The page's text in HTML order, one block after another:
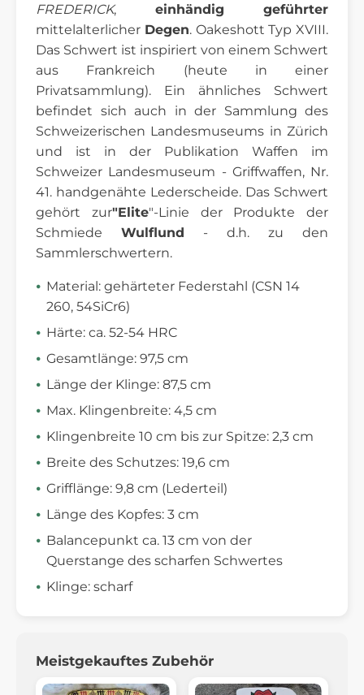
FREDERICK, einhändig geführter
mittelalterlicher Degen. Oakeshott Typ XVIII.
Das Schwert ist inspiriert von einem Schwert
aus Frankreich (heute in einer
Privatsammlung). Ein ähnliches Schwert
befindet sich auch in der Sammlung des
Schweizerischen Landesmuseums in Zürich
und ist in der Publikation Waffen im
Schweizer Landesmuseum - Griffwaffen, Nr.
41. handgenähte Lederscheide. Das Schwert
gehört zur"Elite"-Linie der Produkte der
Schmiede Wulflund - d.h. zu den
Sammlerschwertern.
Material: gehärteter Federstahl (CSN 14
260, 54SiCr6)
Härte: ca. 52-54 HRC
Gesamtlänge: 97,5 cm
Länge der Klinge: 87,5 cm
Max. Klingenbreite: 4,5 cm
Klingenbreite 10 cm bis zur Spitze: 2,3 cm
Breite des Schutzes: 19,6 cm
Grifflänge: 9,8 cm (Lederteil)
Länge des Kopfes: 3 cm
Balancepunkt ca. 13 cm von der
Querstange des scharfen Schwertes
Klinge: scharf
Meistgekauftes Zubehör